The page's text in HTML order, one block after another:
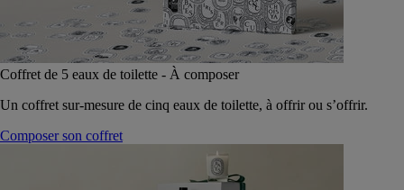
Coffret de 5 eaux de toilette - À composer
Un coffret sur-mesure de cinq eaux de toilette, à offrir ou s’offrir.
Composer son coffret